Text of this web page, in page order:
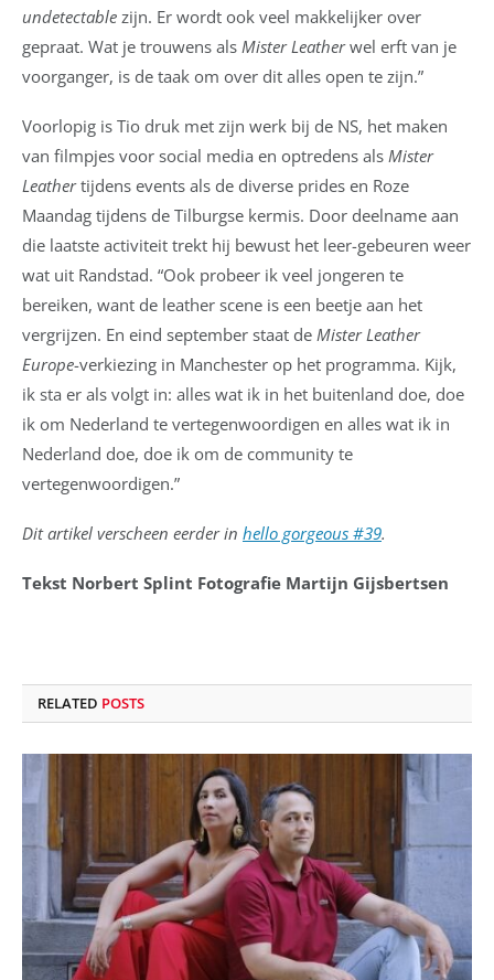
undetectable zijn. Er wordt ook veel makkelijker over
gepraat. Wat je trouwens als Mister Leatherwel erft van je
voorganger, is de taak om over dit alles open te zijn.”
Voorlopig is Tio druk met zijn werk bij de NS, het maken
van filmpjes voor social media en optredens als Mister
Leathertijdens events als de diverse prides en Roze
Maandag tijdens de Tilburgse kermis. Door deelname aan
die laatste activiteit trekt hij bewust het leer-gebeuren weer
wat uit Randstad. “Ook probeer ik veel jongeren te
bereiken, want de leather scene is een beetje aan het
vergrijzen. En eind september staat de Mister Leather
Europe-verkiezing in Manchester op het programma. Kijk,
ik sta er als volgt in: alles wat ik in het buitenland doe, doe
ik om Nederland te vertegenwoordigen en alles wat ik in
Nederland doe, doe ik om de community te
vertegenwoordigen.”
Dit artikel verscheen eerder in hello gorgeous #39.
Tekst Norbert Splint Fotografie Martijn Gijsbertsen
RELATED POSTS